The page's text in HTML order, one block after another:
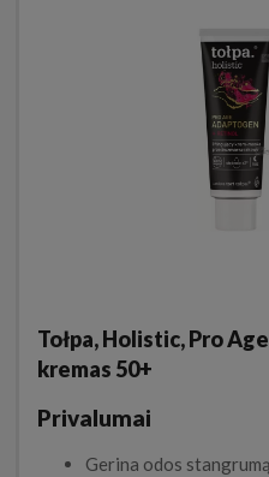
Tołpa, Holistic, Pro
kremas 50+
Privalumai
Gerina odos